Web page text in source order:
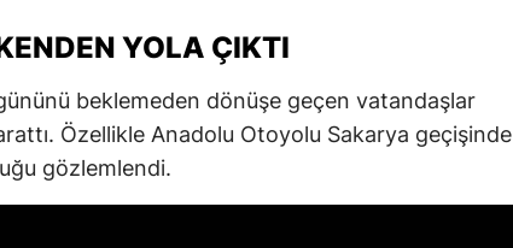
Edirne
Elazığ
YOLA ÇIKTI
beklemeden dönüşe geçen vatandaşlar
Özellikle Anadolu Otoyolu Sakarya geçişinde
gözlemlendi.